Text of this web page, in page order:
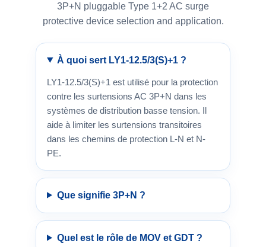
3P+N pluggable Type 1+2 AC surge
protective device selection and application.
À quoi sert LY1-12.5/3(S)+1 ?
LY1-12.5/3(S)+1 est utilisé pour la protection
contre les surtensions AC 3P+N dans les
systèmes de distribution basse tension. Il
aide à limiter les surtensions transitoires
dans les chemins de protection L-N et N-
PE.
Que signifie 3P+N ?
Quel est le rôle de MOV et GDT ?